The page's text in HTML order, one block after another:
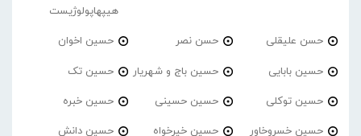
هیپهاپولوژیست
حسن علیقلی حسن نصر حسین اخوان
حسین بابایی حسین باج و شهریار حسین تک
حسین توکلی حسین حسینی حسین خبره
حسین خسروخاور حسین خیرخواه حسین دانش